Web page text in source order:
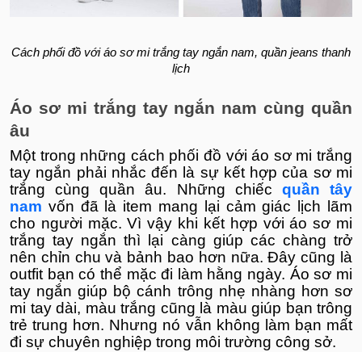
Cách phối đồ với áo sơ mi trắng tay ngắn nam, quần jeans thanh
lịch
Áo sơ mi trắng tay ngắn nam cùng quần
âu
Một trong những cách phối đồ với áo sơ mi trắng
tay ngắn phải nhắc đến là sự kết hợp của sơ mi
trắng cùng quần âu. Những chiếc quần tây
nam vốn đã là item mang lại cảm giác lịch lãm
cho người mặc. Vì vậy khi kết hợp với áo sơ mi
trắng tay ngắn thì lại càng giúp các chàng trở
nên chỉn chu và bảnh bao hơn nữa. Đây cũng là
outfit bạn có thể mặc đi làm hằng ngày. Áo sơ mi
tay ngắn giúp bộ cánh trông nhẹ nhàng hơn sơ
mi tay dài, màu trắng cũng là màu giúp bạn trông
trẻ trung hơn. Nhưng nó vẫn không làm bạn mất
đi sự chuyên nghiệp trong môi trường công sở.